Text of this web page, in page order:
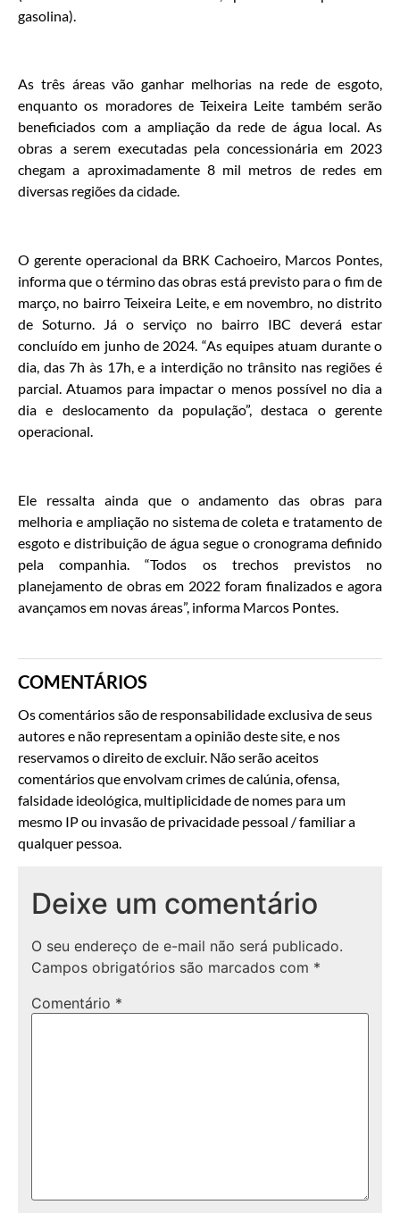
gasolina).
As três áreas vão ganhar melhorias na rede de esgoto,
enquanto os moradores de Teixeira Leite também serão
beneficiados com a ampliação da rede de água local. As
obras a serem executadas pela concessionária em 2023
chegam a aproximadamente 8 mil metros de redes em
diversas regiões da cidade.
O gerente operacional da BRK Cachoeiro, Marcos Pontes,
informa que o término das obras está previsto para o fim de
março, no bairro Teixeira Leite, e em novembro, no distrito
de Soturno. Já o serviço no bairro IBC deverá estar
concluído em junho de 2024. “As equipes atuam durante o
dia, das 7h às 17h, e a interdição no trânsito nas regiões é
parcial. Atuamos para impactar o menos possível no dia a
dia e deslocamento da população”, destaca o gerente
operacional.
Ele ressalta ainda que o andamento das obras para
melhoria e ampliação no sistema de coleta e tratamento de
esgoto e distribuição de água segue o cronograma definido
pela companhia. “Todos os trechos previstos no
planejamento de obras em 2022 foram finalizados e agora
avançamos em novas áreas”, informa Marcos Pontes.
COMENTÁRIOS
Os comentários são de responsabilidade exclusiva de seus
autores e não representam a opinião deste site, e nos
reservamos o direito de excluir. Não serão aceitos
comentários que envolvam crimes de calúnia, ofensa,
falsidade ideológica, multiplicidade de nomes para um
mesmo IP ou invasão de privacidade pessoal / familiar a
qualquer pessoa.
Deixe um comentário
O seu endereço de e-mail não será publicado.
Campos obrigatórios são marcados com *
Comentário *